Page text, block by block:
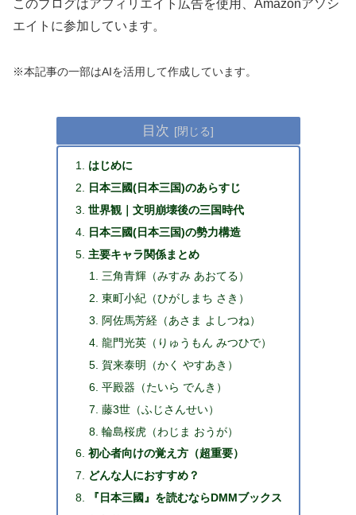
このブログはアフィリエイト広告を使用、Amazonアソシ
エイトに参加しています。
※本記事の一部はAIを活用して作成しています。
目次
はじめに
日本三國(日本三国)のあらすじ
世界観｜文明崩壊後の三国時代
日本三國(日本三国)の勢力構造
主要キャラ関係まとめ
三角青輝（みすみ あおてる）
東町小紀（ひがしまち さき）
阿佐馬芳経（あさま よしつね）
龍門光英（りゅうもん みつひで）
賀来泰明（かく やすあき）
平殿器（たいら でんき）
藤3世（ふじさんせい）
輪島桜虎（わじま おうが）
初心者向けの覚え方（超重要）
どんな人におすすめ？
『日本三國』を読むならDMMブックス